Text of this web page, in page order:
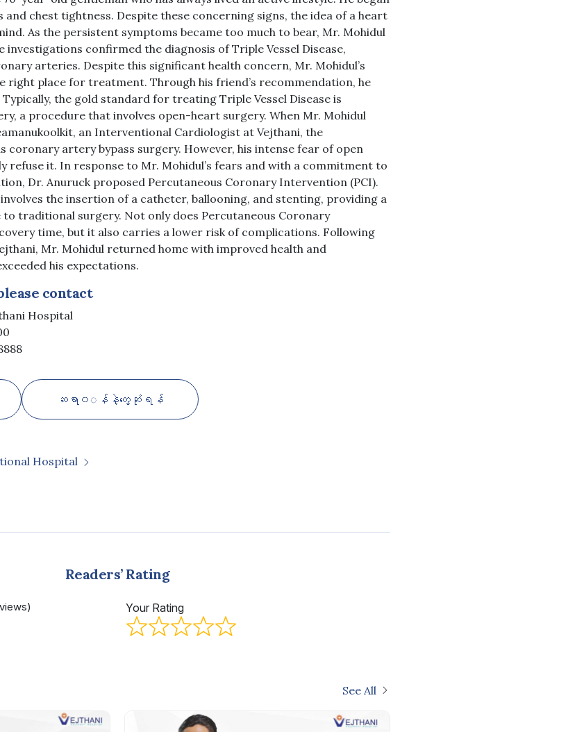
chest tightness. Despite these concerning signs, the idea of a heart
As the persistent symptoms became too much to bear, Mr. Mohidul
confirmed the diagnosis of Triple Vessel Disease,
arteries. Despite this significant health concern, Mr. Mohidul’s
right place for treatment. Through his friend’s recommendation, he
the gold standard for treating Triple Vessel Disease is
a procedure that involves open-heart surgery. When Mr. Mohidul
an Interventional Cardiologist at Vejthani, the
coronary artery bypass surgery. However, his intense fear of open
refuse it. In response to Mr. Mohidul’s fears and with a commitment to
Dr. Anuruck proposed Percutaneous Coronary Intervention (PCI).
the insertion of a catheter, ballooning, and stenting, providing a
to traditional surgery. Not only does Percutaneous Coronary
time, but it also carries a lower risk of complications. Following
Mr. Mohidul returned home with improved health and
his expectations.
contact
Hospital
ဆရာ၀◌န်နဲ့တွေ့ဆုံရန်
Hospital
Readers’ Rating
Your Rating
See All